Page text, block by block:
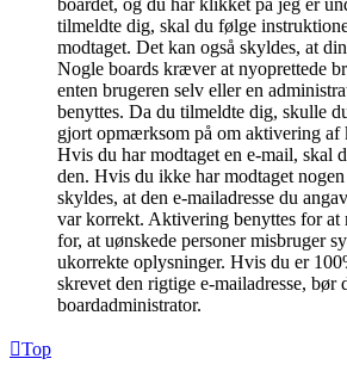
boardet, og du har klikket på jeg er
tilmeldte dig, skal du følge
modtaget. Det kan også skyldes, at
Nogle boards kræver at nyoprettede
enten brugeren selv eller en
benyttes. Da du tilmeldte dig, skulle
gjort opmærksom på om aktivering af
Hvis du har modtaget en e-mail, skal
den. Hvis du ikke har modtaget
skyldes, at den e-mailadresse du
var korrekt. Aktivering benyttes for at
for, at uønskede personer misbruger
ukorrekte oplysninger. Hvis du er
skrevet den rigtige e-mailadresse, bør
boardadministrator.
Top